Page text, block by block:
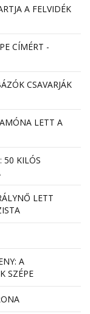
A FELVIDÉK
CÍMÉRT -
CSAVARJÁK
LETT A
50 KILÓS
LETT
A
SZÉPE